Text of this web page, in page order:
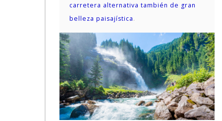
carretera alternativa también de gran
belleza paisajística.